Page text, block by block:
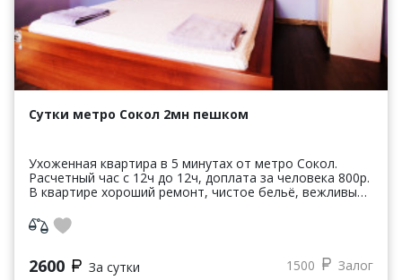
Сутки метро Сокол 2мн пешком
Ухоженная квартира в 5 минутах от метро Сокол.
Расчетный час с 12ч до 12ч, доплата за человека 800р.
В квартире хороший ремонт, чистое бельё, вежливый
2600 За сутки 1500 Залог